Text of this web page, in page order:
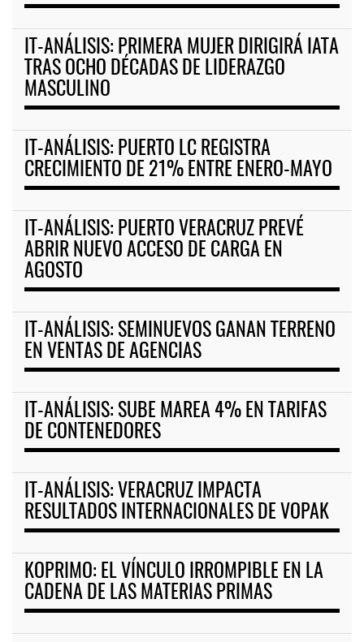
IT-ANÁLISIS: PRIMERA MUJER DIRIGIRÁ IATA
TRAS OCHO DÉCADAS DE LIDERAZGO
MASCULINO
IT-ANÁLISIS: PUERTO LC REGISTRA
CRECIMIENTO DE 21% ENTRE ENERO-MAYO
IT-ANÁLISIS: PUERTO VERACRUZ PREVÉ
ABRIR NUEVO ACCESO DE CARGA EN
AGOSTO
IT-ANÁLISIS: SEMINUEVOS GANAN TERRENO
EN VENTAS DE AGENCIAS
IT-ANÁLISIS: SUBE MAREA 4% EN TARIFAS
DE CONTENEDORES
IT-ANÁLISIS: VERACRUZ IMPACTA
RESULTADOS INTERNACIONALES DE VOPAK
KOPRIMO: EL VÍNCULO IRROMPIBLE EN LA
CADENA DE LAS MATERIAS PRIMAS